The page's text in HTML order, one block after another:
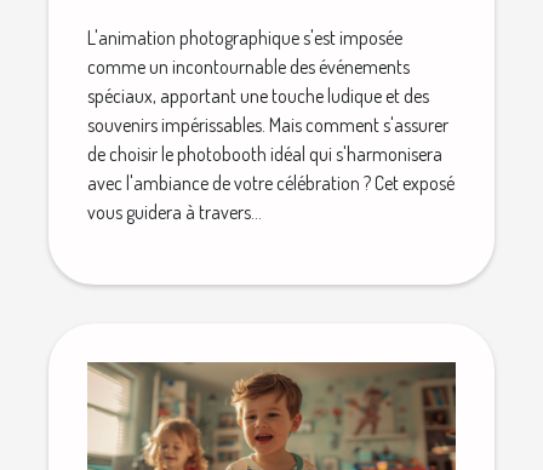
L'animation photographique s'est imposée
comme un incontournable des événements
spéciaux, apportant une touche ludique et des
souvenirs impérissables. Mais comment s'assurer
de choisir le photobooth idéal qui s'harmonisera
avec l'ambiance de votre célébration ? Cet exposé
vous guidera à travers...